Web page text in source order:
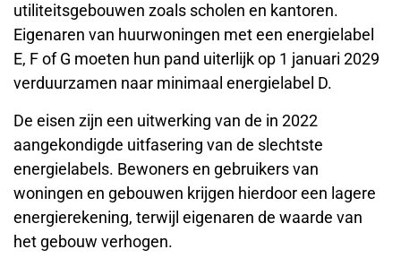
utiliteitsgebouwen zoals scholen en kantoren.
Eigenaren van huurwoningen met een energielabel
E, F of G moeten hun pand uiterlijk op 1 januari 2029
verduurzamen naar minimaal energielabel D.
De eisen zijn een uitwerking van de in 2022
aangekondigde uitfasering van de slechtste
energielabels. Bewoners en gebruikers van
woningen en gebouwen krijgen hierdoor een lagere
energierekening, terwijl eigenaren de waarde van
het gebouw verhogen.